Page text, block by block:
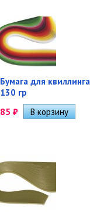
Бумага для
130 гр
85 ₽